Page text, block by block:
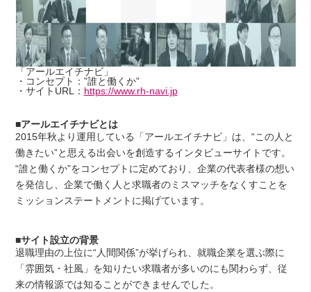
「アールエイチナビ」
・コンセプト：”誰と働くか”
・サイトURL： https://www.rh-navi.jp
■アールエイチナビとは
2015年秋より運用している「アールエイチナビ」は、“この人と
働きたい”と思える出会いを創造するインタビューサイトです。
“誰と働くか”をコンセプトに定めており、企業の代表者様の想い
を発信し、企業で働く人と求職者のミスマッチをなくすことを
ミッションステートメントに掲げています。
■サイト設立の背景
退職理由の上位に“人間関係”が挙げられ、就職企業を選ぶ際に
「雰囲気・社風」を知りたい求職者が多いのにも関わらず、従
来の情報源では知ることができませんでした。